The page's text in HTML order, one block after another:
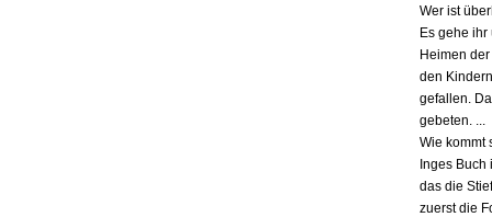
Wer ist
Es gehe
Heimen
den
gefallen.
gebeten. ...
Wie kommt
Inges
das die
zuerst die